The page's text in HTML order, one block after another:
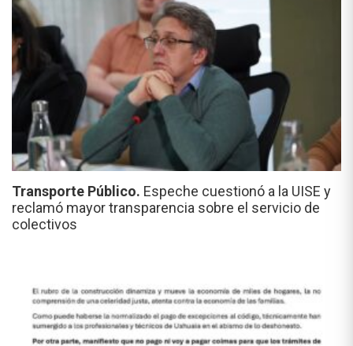
Transporte Público. Espeche cuestionó a la UISE y
reclamó mayor transparencia sobre el servicio de
colectivos